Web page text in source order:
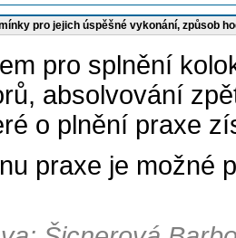
pro jejich úspěšné vykonání, způsob
pro splnění
absolvování
o plnění praxe
je možné